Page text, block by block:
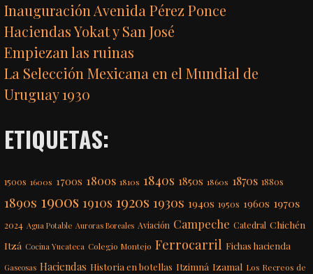
Inauguración Avenida Pérez Ponce
Haciendas Yokat y San José
Empiezan las ruinas
La Selección Mexicana en el Mundial de
Uruguay 1930
ETIQUETAS:
1500s 1600s 1700s 1800s 1810s 1840s 1850s 1860s 1870s 1880s
1890s 1900s 1910s 1920s 1930s 1940s 1950s 1960s 1970s
2024 Agua Potable Auroras Boreales Aviación Campeche Catedral Chichén
Itzá Cocina Yucateca Colegio Montejo Ferrocarril Fichas hacienda
Gaseosas Haciendas Historia en botellas Itzimná Izamal Los Recreos de